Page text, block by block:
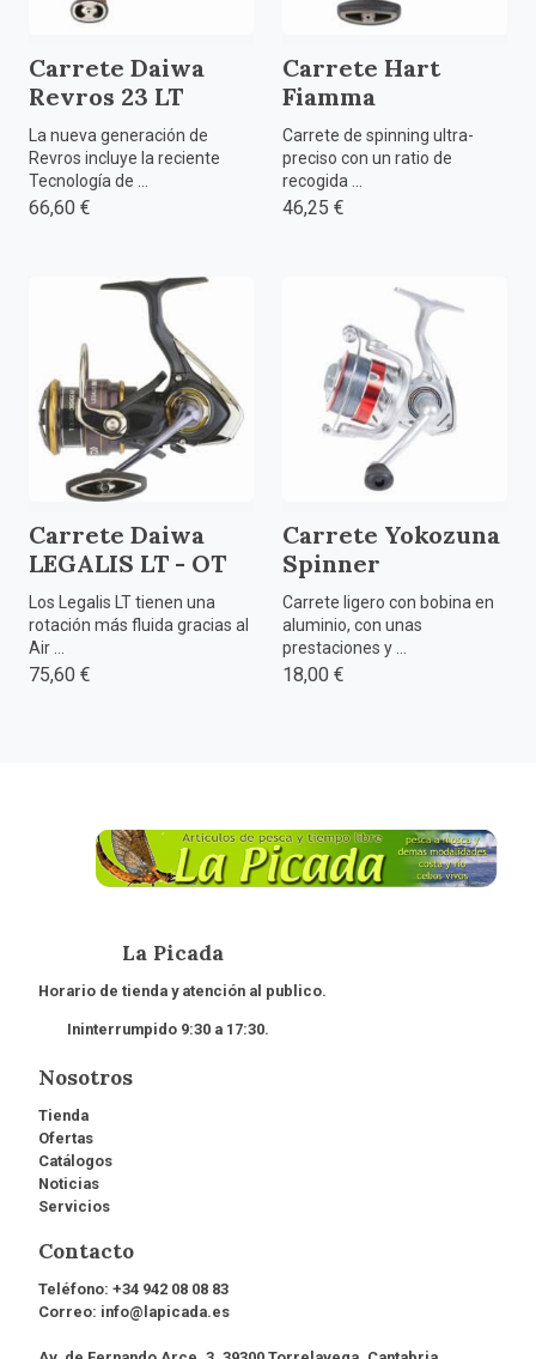
Carrete Daiwa
Revros 23 LT
La nueva generación de
Revros incluye la reciente
Tecnología de ...
66,60 €
Carrete Hart
Fiamma
Carrete de spinning ultra-
preciso con un ratio de
recogida ...
46,25 €
Carrete Daiwa
LEGALIS LT - OT
Los Legalis LT tienen una
rotación más fluida gracias al
Air ...
75,60 €
Carrete Yokozuna
Spinner
Carrete ligero con bobina en
aluminio, con unas
prestaciones y ...
18,00 €
La Picada
Horario de tienda y atención al publico.
Ininterrumpido 9:30 a 17:30.
Nosotros
Tienda
Ofertas
Catálogos
Noticias
Servicios
Contacto
Teléfono: +34 942 08 08 83
Correo: info@lapicada.es